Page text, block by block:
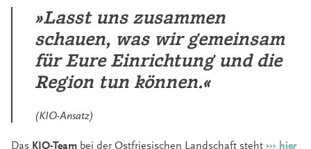
»Lasst uns zusammen
schauen, was wir gemeinsam
für Eure Einrichtung und die
Region tun können.«
(KIO-Ansatz)
Das KIO-Team bei der Ostfriesischen Landschaft steht ››› hier